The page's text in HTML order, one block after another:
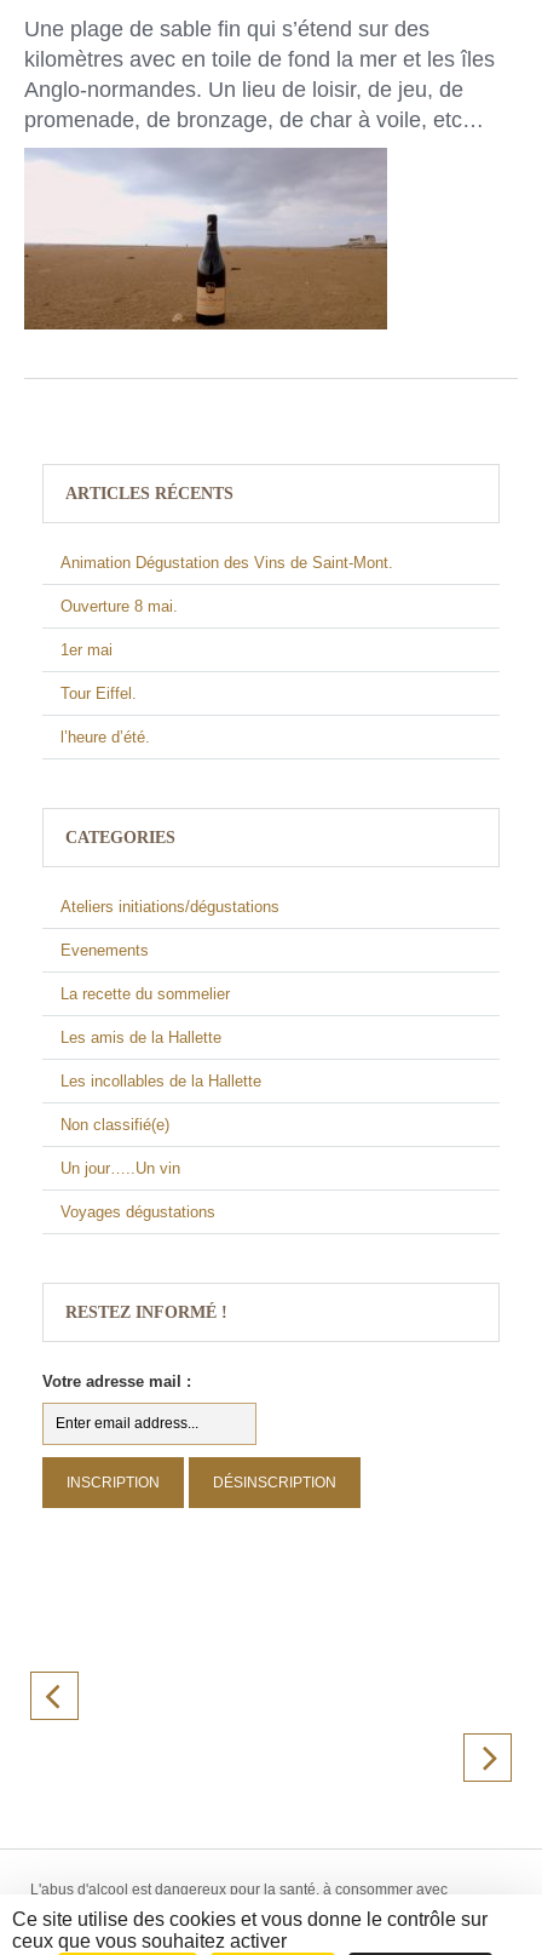
Une plage de sable fin qui s’étend sur des
kilomètres avec en toile de fond la mer et les îles
Anglo-normandes. Un lieu de loisir, de jeu, de
promenade, de bronzage, de char à voile, etc…
ARTICLES RÉCENTS
Animation Dégustation des Vins de Saint-Mont.
Ouverture 8 mai.
1er mai
Tour Eiffel.
l’heure d’été.
CATEGORIES
Ateliers initiations/dégustations
Evenements
La recette du sommelier
Les amis de la Hallette
Les incollables de la Hallette
Non classifié(e)
Un jour…..Un vin
Voyages dégustations
RESTEZ INFORMÉ !
Votre adresse mail :
L'abus d'alcool est dangereux pour la santé, à consommer avec
modération. La vente d'alcool est interdite aux mineurs de -18 ans.
Création WebCom.Me - © 2014-2018 La Hallette aux Vins -Mentions
Légales-CGV
Ce site utilise des cookies et vous donne le contrôle sur
ceux que vous souhaitez activer